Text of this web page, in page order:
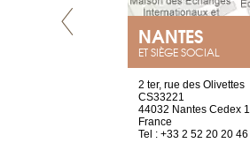
NANTES
ET SIÈGE SOCIAL
2 ter, rue des Olivettes
CS33221
44032 Nantes Cedex 1
France
Tel : +33 2 52 20 20 46